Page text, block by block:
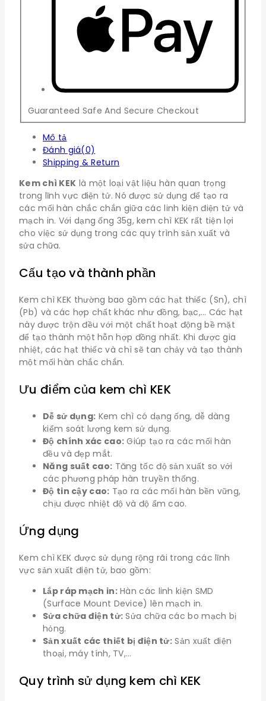
Guaranteed Safe And Secure Checkout
Mô tả
Đánh giá(0)
Shipping & Return
Kem chì KEK là một loại vật liệu hàn quan trọng
trong lĩnh vực điện tử. Nó được sử dụng để tạo ra
các mối hàn chắc chắn giữa các linh kiện điện tử và
mạch in. Với dạng ống 35g, kem chì KEK rất tiện lợi
cho việc sử dụng trong các quy trình sản xuất và
sửa chữa.
Cấu tạo và thành phần
Kem chì KEK thường bao gồm các hạt thiếc (Sn), chì
(Pb) và các hợp chất khác như đồng, bạc,… Các hạt
này được trộn đều với một chất hoạt động bề mặt
để tạo thành một hỗn hợp đồng nhất. Khi được gia
nhiệt, các hạt thiếc và chì sẽ tan chảy và tạo thành
một mối hàn chắc chắn.
Ưu điểm của kem chì KEK
Dễ sử dụng: Kem chì có dạng ống, dễ dàng
kiểm soát lượng kem sử dụng.
Độ chính xác cao: Giúp tạo ra các mối hàn
đều và đẹp mắt.
Năng suất cao: Tăng tốc độ sản xuất so với
các phương pháp hàn truyền thống.
Độ tin cậy cao: Tạo ra các mối hàn bền vững,
chịu được nhiệt độ và độ ẩm cao.
Ứng dụng
Kem chì KEK được sử dụng rộng rãi trong các lĩnh
vực sản xuất điện tử, bao gồm:
Lắp ráp mạch in:Hàn các linh kiện SMD
(Surface Mount Device) lên mạch in.
Sửa chữa điện tử: Sửa chữa các bo mạch bị
hỏng.
Sản xuất các thiết bị điện tử: Sản xuất điện
thoại, máy tính, TV,…
Quy trình sử dụng kem chì KEK